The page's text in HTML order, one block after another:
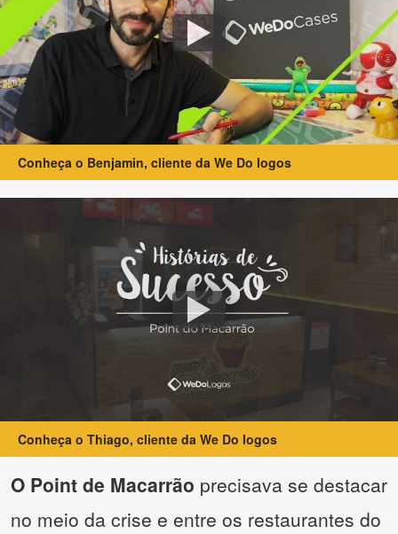
Conheça o Benjamin, cliente da We Do logos
Conheça o Thiago, cliente da We Do logos
O Point de Macarrão precisava se destacar
no meio da crise e entre os restaurantes do